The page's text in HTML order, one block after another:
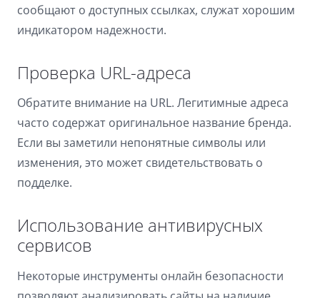
сообщают о доступных ссылках, служат хорошим
индикатором надежности.
Проверка URL-адреса
Обратите внимание на URL. Легитимные адреса
часто содержат оригинальное название бренда.
Если вы заметили непонятные символы или
изменения, это может свидетельствовать о
подделке.
Использование антивирусных
сервисов
Некоторые инструменты онлайн безопасности